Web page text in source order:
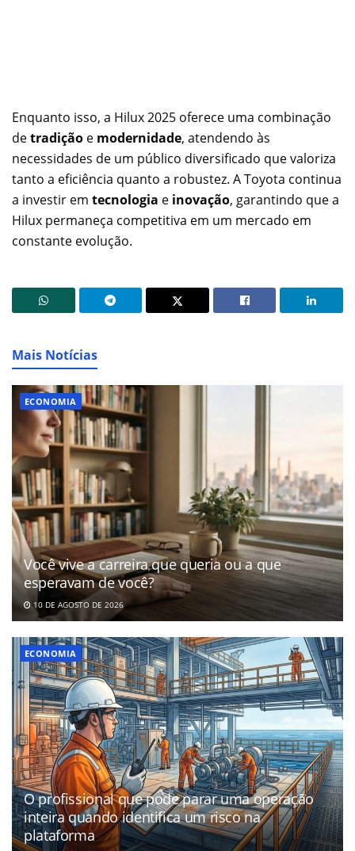
Enquanto isso, a Hilux 2025 oferece uma combinação
detradição e modernidade, atendendo às
necessidades de um público diversificado que valoriza
tanto a eficiência quanto a robustez. A Toyota continua
a investir em tecnologia e inovação, garantindo que a
Hilux permaneça competitiva em um mercado em
constante evolução.
Mais Notícias
ECONOMIA
Você vive a carreira que queria ou a que
esperavam de você?
10 DE AGOSTO DE 2026
ECONOMIA
O profissional que pode parar uma operação
inteira quando identifica um risco na
plataforma